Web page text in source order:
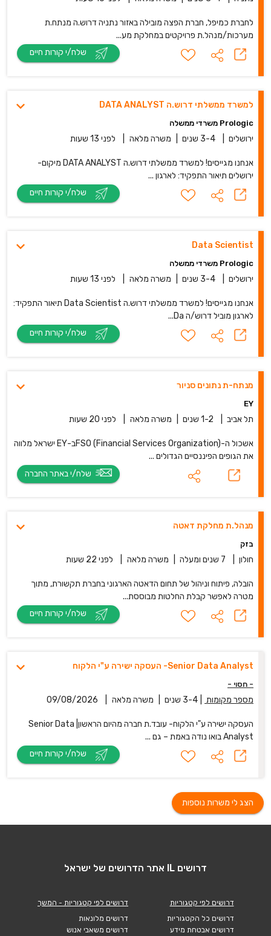
לחברת כמיפל, חברת הפצה מובילה באזור נתניה דרוש.ה מנתח.ת
מערכות/מנהל.ת פרויקטים במחלקת מע...
למשרד ממשלתי דרוש.ה DATA ANALYST
Prologic משרדי ממשלה
ירושלים 3-4 שנים משרה מלאה לפני 13 שעות
אנחנו מגייסים! למשרד ממשלתי דרוש.ה DATA ANALYST מיקום-
ירושלים תיאור התפקיד: לארגון ...
Data Scientist
Prologic משרדי ממשלה
ירושלים 3-4 שנים משרה מלאה לפני 13 שעות
אנחנו מגייסים! למשרד ממשלתי דרוש.ה Data Scientist תיאור התפקיד:
לארגון מוביל דרוש/ה Da...
מנתח-ת נתונים סניור
EY
תל אביב 1-2 שנים משרה מלאה לפני 20 שעות
אשכול ה-FSO (Financial Services Organization)ב-EY ישראל מלווה
את הגופים הפיננסיים הגדולים ...
מנהל.ת מחלקת דאטה
בזק
חולון 7 שנים ומעלה משרה מלאה לפני 22 שעות
הובלה, פיתוח וניהול של תחום הדאטה הארגוני בחברת תקשורת, מתוך
מטרה לאפשר קבלת החלטות מבוססת...
Senior Data Analyst- העסקה ישירה ע"י הלקוח
- חסוי -
מספר מקומות 3-4 שנים משרה מלאה 09/08/2026
העסקה ישירה ע"י הלקוח- עובד.ת חברה מהיום הראשון| Senior Data
Analyst בואו נודה באמת – גם ...
הצג לי משרות נוספות
דרושים IL אתר הדרושים של ישראל
דרושים לפי קטגוריות
דרושים כל הקטגוריות
דרושים אבטחת מידע
דרושים לפי קטגוריות - המשך
דרושים מלונאות
דרושים משאבי אנוש